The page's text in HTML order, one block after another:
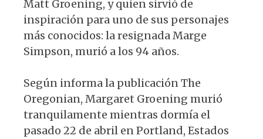
Matt Groening, y quien sirvió de
inspiración para uno de sus personajes
más conocidos: la resignada Marge
Simpson, murió a los 94 años.
Según informa la publicación The
Oregonian, Margaret Groening murió
tranquilamente mientras dormía el
pasado 22 de abril en Portland, Estados